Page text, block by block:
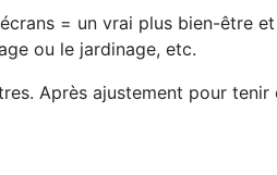
= un vrai plus bien-être
ou le jardinage, etc.
Après ajustement pour